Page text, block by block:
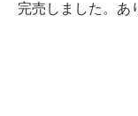
完売しました。あ